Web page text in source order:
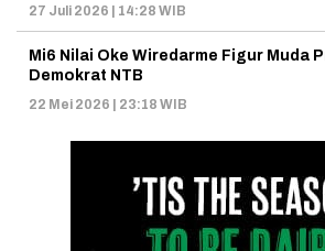
27 Juli 2026 | 14:28 WIB
Mi6 Nilai Oke Wiredarme Figur Muda
Demokrat NTB
22 Mei 2026 | 23:18 WIB